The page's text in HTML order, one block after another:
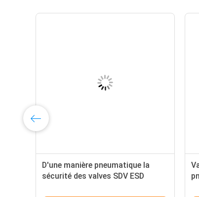
Valve pneumatique d'arrêt de
secours pour l'hydrogénation